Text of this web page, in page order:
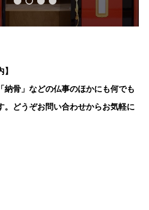
納骨」などの仏事のほかにも何でも
。どうぞお問い合わせからお気軽に